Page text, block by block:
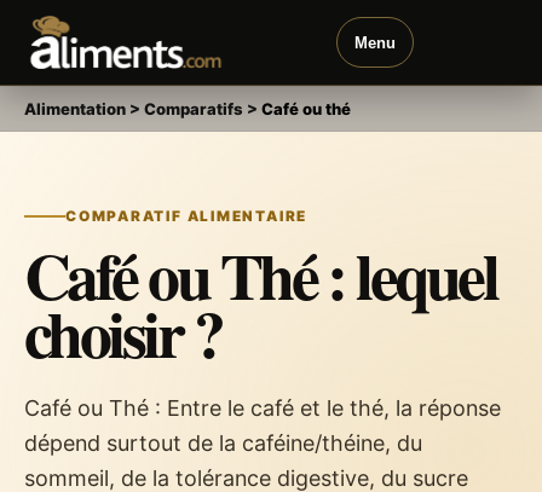
Menu
Alimentation > Comparatifs > Café ou thé
COMPARATIF ALIMENTAIRE
Café ou Thé : lequel
choisir ?
Café ou Thé : Entre le café et le thé, la réponse
dépend surtout de la caféine/théine, du
sommeil, de la tolérance digestive, du sucre